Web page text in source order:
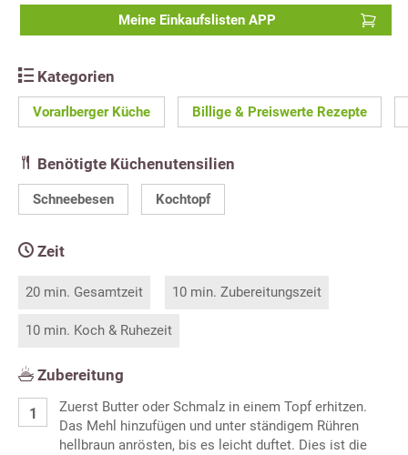
Meine Einkaufslisten APP
Kategorien
Vorarlberger Küche Billige & Preiswerte Rezepte
Benötigte Küchenutensilien
Schneebesen Kochtopf
Zeit
20 min. Gesamtzeit 10 min. Zubereitungszeit
10 min. Koch & Ruhezeit
Zubereitung
Zuerst Butter oder Schmalz in einem Topf erhitzen.
Das Mehl hinzufügen und unter ständigem Rühren
hellbraun anrösten, bis es leicht duftet. Dies ist die